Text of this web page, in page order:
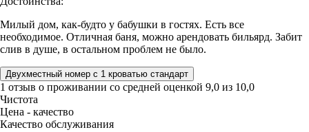
Милый дом, как-будто у бабушки в гостях. Есть все
необходимое. Отличная баня, можно арендовать бильярд. Забит
слив в душе, в остальном проблем не было.
Двухместный номер с 1 кроватью стандарт
1 отзыв о проживании со средней оценкой 9,0 из 10,0
Чистота
Цена - качество
Качество обслуживания